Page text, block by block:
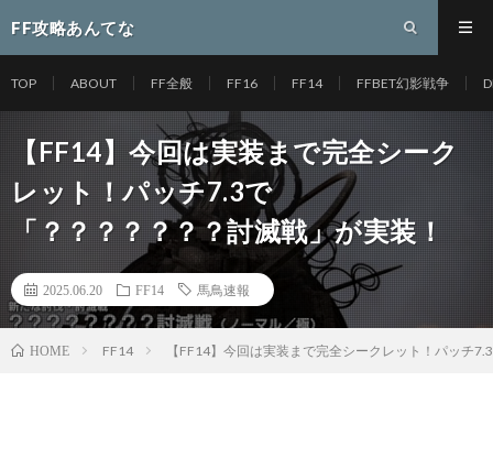
FF攻略あんてな
TOP ABOUT FF全般 FF16 FF14 FFBET幻影戦争
【FF14】今回は実装まで完全シーク
レット！パッチ7.3で
「？？？？？？？討滅戦」が実装！
2025.06.20 FF14 馬鳥速報
HOME FF14 【FF14】今回は実装まで完全シークレット！パッチ